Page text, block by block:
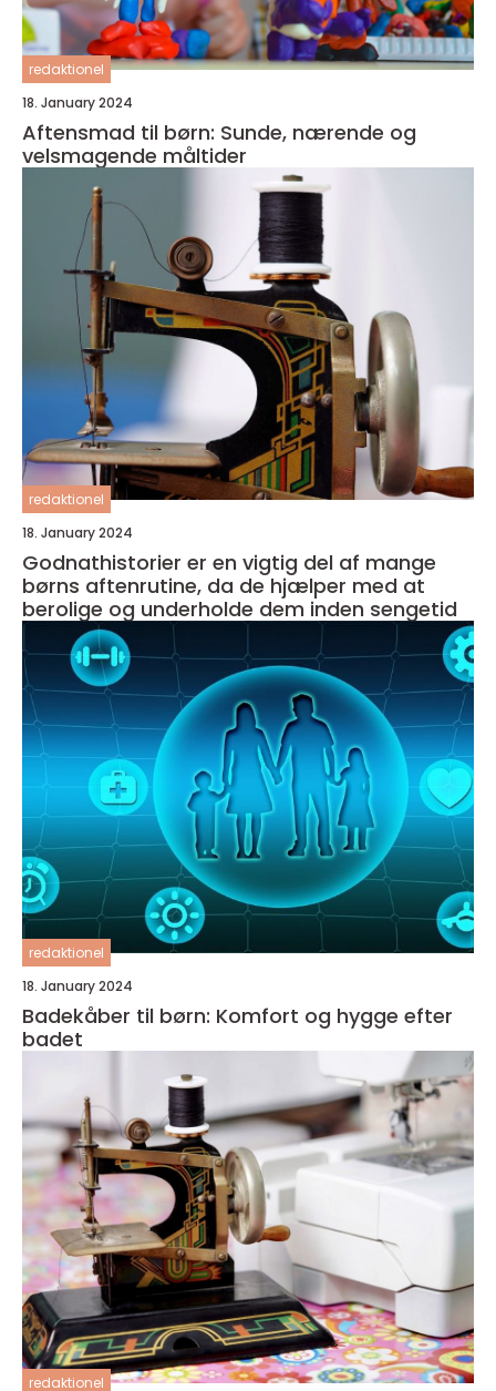
redaktionel
18. January 2024
Aftensmad til børn: Sunde, nærende og
velsmagende måltider
redaktionel
18. January 2024
Godnathistorier er en vigtig del af mange
børns aftenrutine, da de hjælper med at
berolige og underholde dem inden sengetid
redaktionel
18. January 2024
Badekåber til børn: Komfort og hygge efter
badet
redaktionel